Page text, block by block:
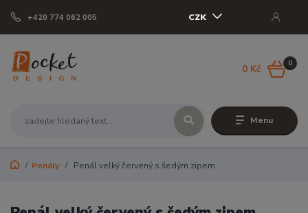
Menu
CZK
+420 774 062 005
0
0 Kč
Penály Penál velký červený s šedým zipem